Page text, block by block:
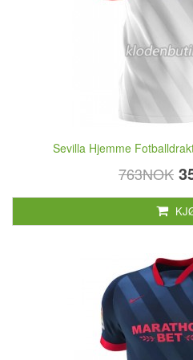
Sevilla Hjemme
763NOK